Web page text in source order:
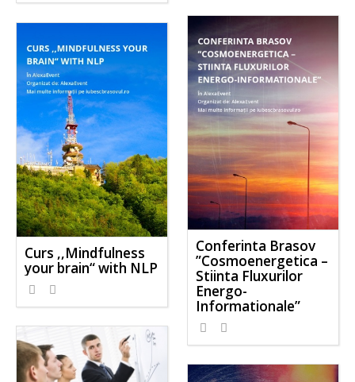
Conferinta Brasov
”Cosmoenergetica –
Stiinta Fluxurilor
Energo-
Informationale”
Curs ,,Mindfulness
your brain“ with NLP